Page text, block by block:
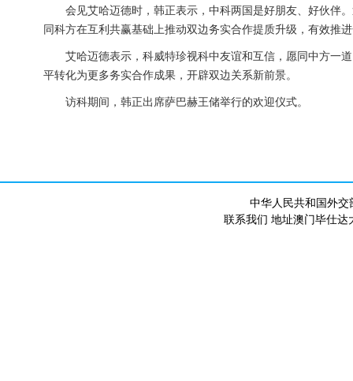
会见艾哈迈德时，韩正表示，中科两国是好朋友、好伙伴
同科方在互利共赢基础上推动双边务实合作提质升级，有效推
艾哈迈德表示，科威特珍视科中友谊和互信，愿同中方一
平转化为更多务实合作成果，开辟双边关系新前景。
访科期间，韩正出席萨巴赫王储举行的欢迎仪式。
中华人民共和国外
联系我们 地址澳门毕仕